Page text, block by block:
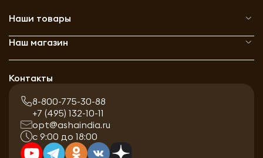
Наши товары
Наш магазин
Контакты
8-800-775-30-88
+7 (495) 132-10-11
opt@ashaindia.ru
с 9:00 до 18:00